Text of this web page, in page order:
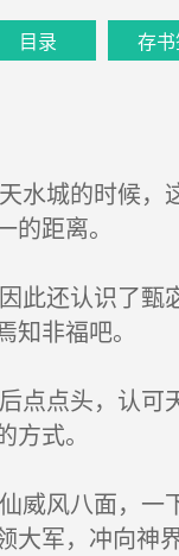
目录 存
水城的时候，
的距离。
此还认识了甄
知非福吧。
点点头，认可
式。
威风八面，一
大军，冲向神界